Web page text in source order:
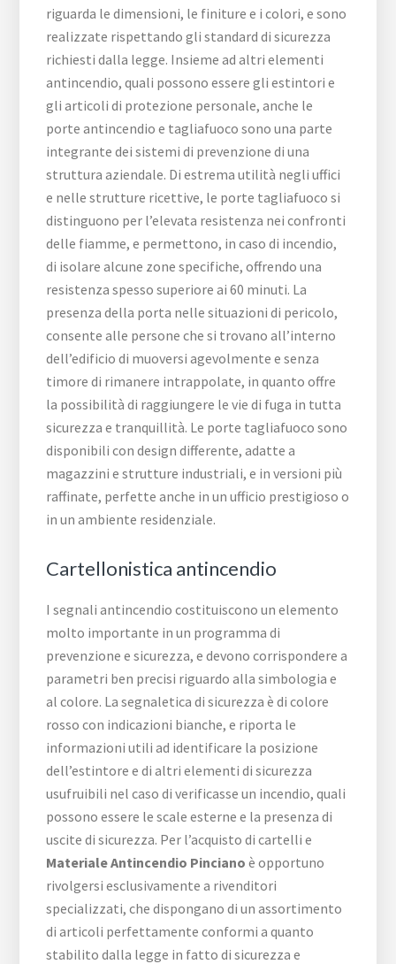
riguarda le dimensioni, le finiture e i colori, e sono
realizzate rispettando gli standard di sicurezza
richiesti dalla legge. Insieme ad altri elementi
antincendio, quali possono essere gli estintori e
gli articoli di protezione personale, anche le
porte antincendio e tagliafuoco sono una parte
integrante dei sistemi di prevenzione di una
struttura aziendale. Di estrema utilità negli uffici
e nelle strutture ricettive, le porte tagliafuoco si
distinguono per l’elevata resistenza nei confronti
delle fiamme, e permettono, in caso di incendio,
di isolare alcune zone specifiche, offrendo una
resistenza spesso superiore ai 60 minuti. La
presenza della porta nelle situazioni di pericolo,
consente alle persone che si trovano all’interno
dell’edificio di muoversi agevolmente e senza
timore di rimanere intrappolate, in quanto offre
la possibilità di raggiungere le vie di fuga in tutta
sicurezza e tranquillità. Le porte tagliafuoco sono
disponibili con design differente, adatte a
magazzini e strutture industriali, e in versioni più
raffinate, perfette anche in un ufficio prestigioso o
in un ambiente residenziale.
Cartellonistica antincendio
I segnali antincendio costituiscono un elemento
molto importante in un programma di
prevenzione e sicurezza, e devono corrispondere a
parametri ben precisi riguardo alla simbologia e
al colore. La segnaletica di sicurezza è di colore
rosso con indicazioni bianche, e riporta le
informazioni utili ad identificare la posizione
dell’estintore e di altri elementi di sicurezza
usufruibili nel caso di verificasse un incendio, quali
possono essere le scale esterne e la presenza di
uscite di sicurezza. Per l’acquisto di cartelli e
Materiale Antincendio Pinciano è opportuno
rivolgersi esclusivamente a rivenditori
specializzati, che dispongano di un assortimento
di articoli perfettamente conformi a quanto
stabilito dalla legge in fatto di sicurezza e